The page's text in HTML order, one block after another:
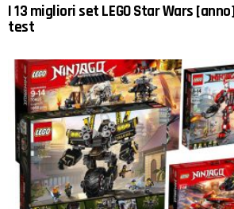
I 13 migliori set LEGO Star Wars
test